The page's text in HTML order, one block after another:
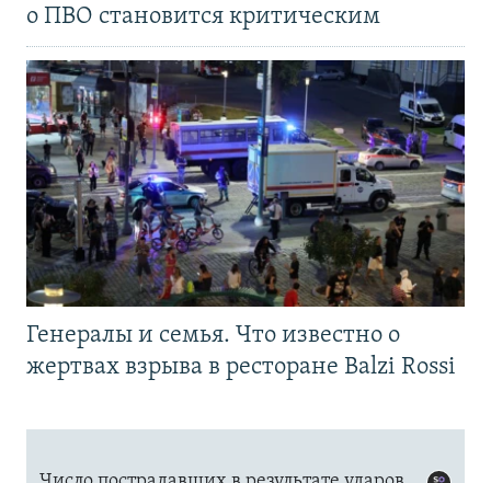
о ПВО становится критическим
Генералы и семья. Что известно о
жертвах взрыва в ресторане Balzi Rossi